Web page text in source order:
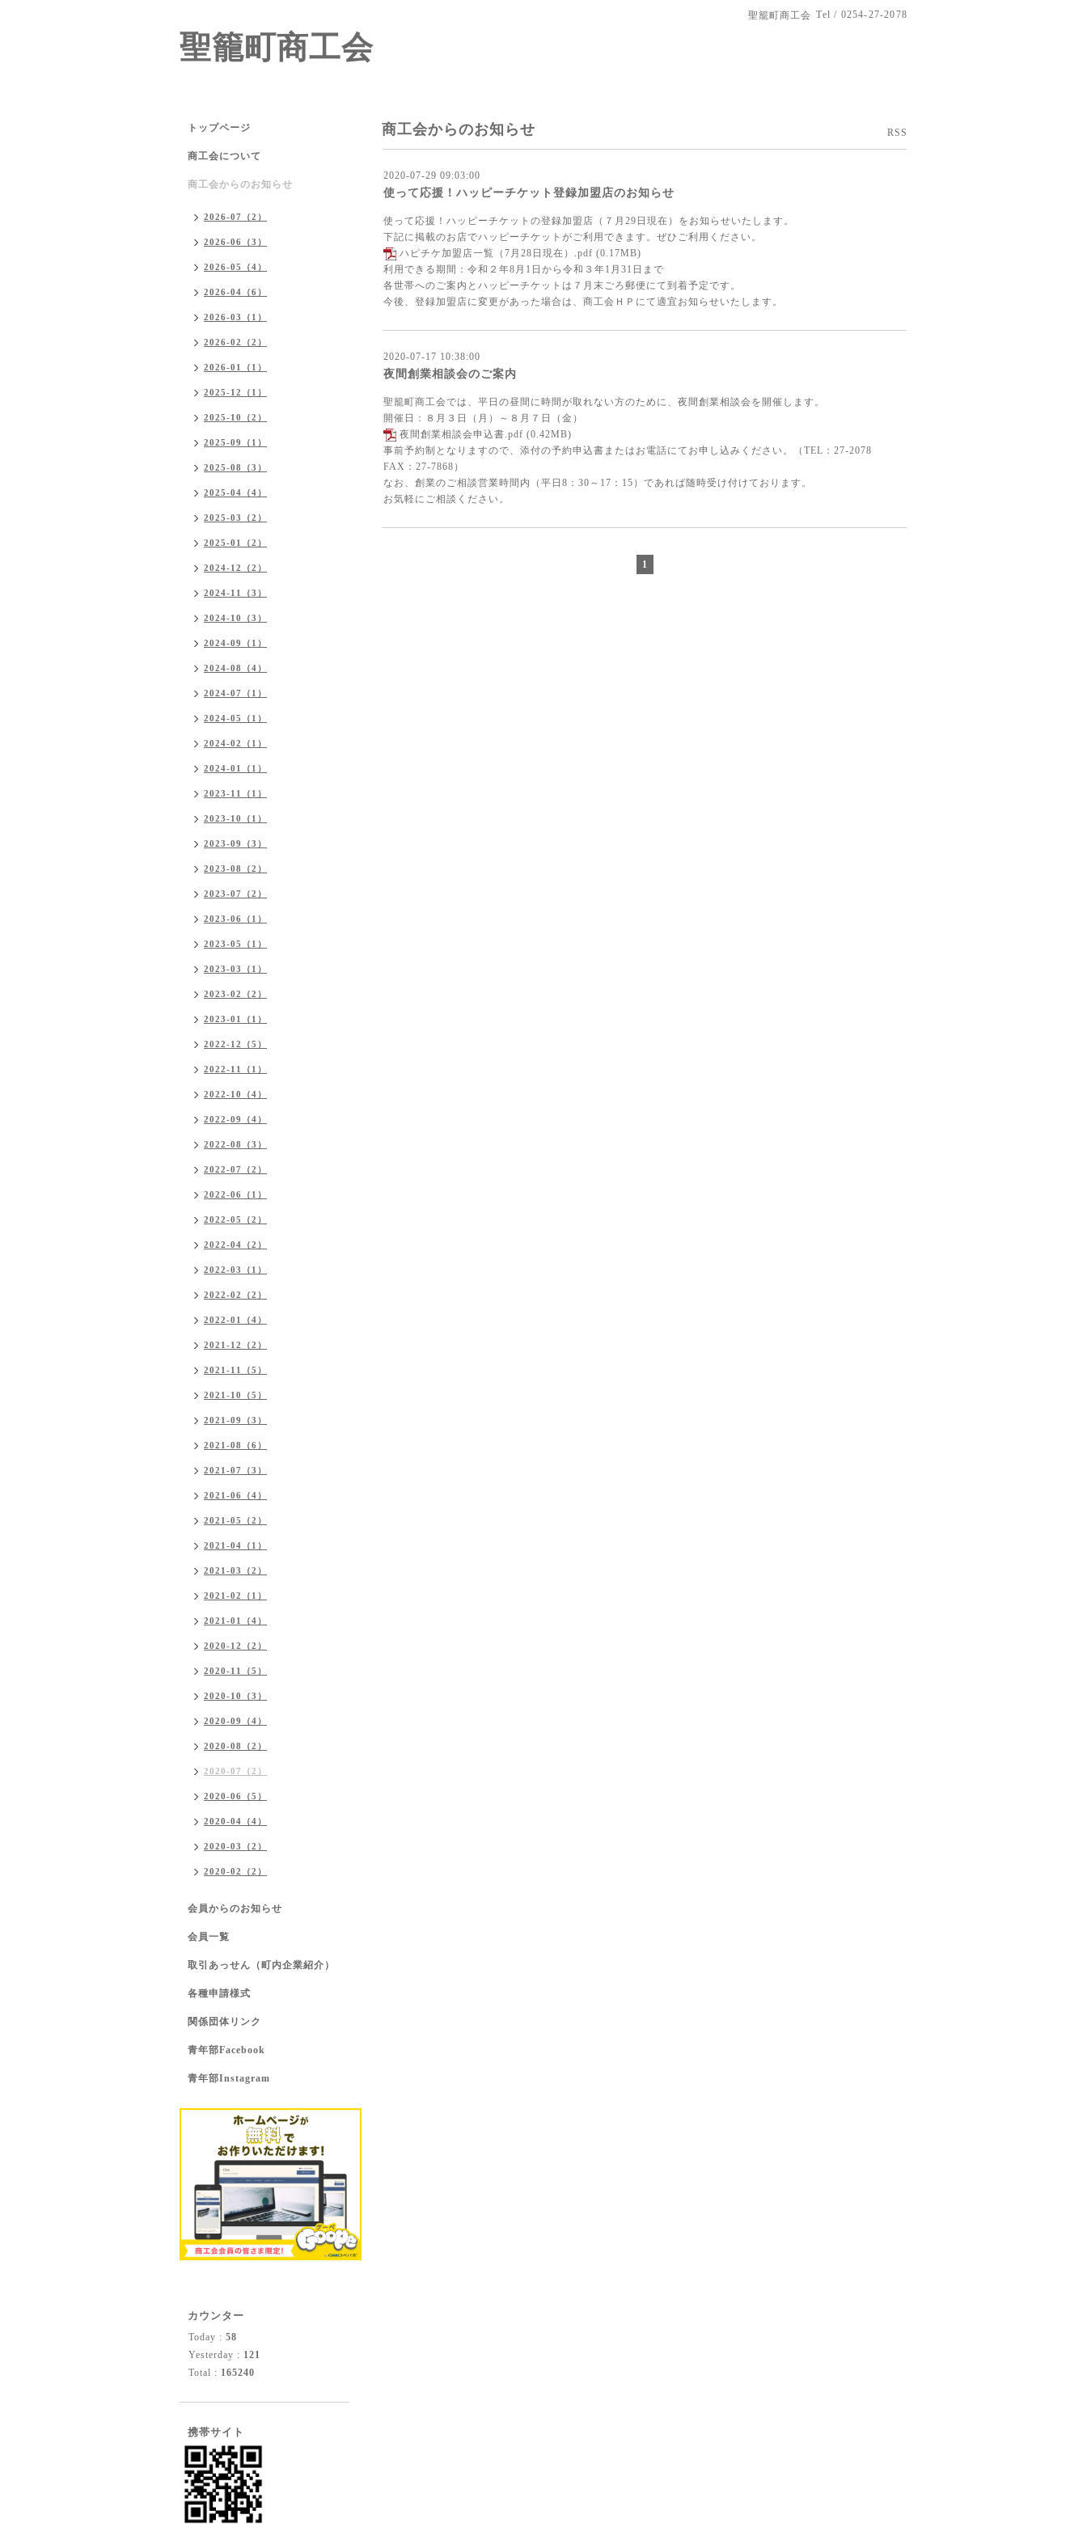
聖籠町商工会 Tel / 0254-27-2078
聖籠町商工会
商工会からのお知らせ RSS
2020-07-29 09:03:00
使って応援！ハッピーチケット登録加盟店のお知らせ
使って応援！ハッピーチケットの登録加盟店（７月29日現在）をお知らせいたします。
下記に掲載のお店でハッピーチケットがご利用できます。ぜひご利用ください。
ハピチケ加盟店一覧（7月28日現在）.pdf (0.17MB)
利用できる期間：令和２年8月1日から令和３年1月31日まで
各世帯へのご案内とハッピーチケットは７月末ごろ郵便にて到着予定です。
今後、登録加盟店に変更があった場合は、商工会ＨＰにて適宜お知らせいたします。
2020-07-17 10:38:00
夜間創業相談会のご案内
聖籠町商工会では、平日の昼間に時間が取れない方のために、夜間創業相談会を開催します。
開催日：８月３日（月）～８月７日（金）
夜間創業相談会申込書.pdf (0.42MB)
事前予約制となりますので、添付の予約申込書またはお電話にてお申し込みください。（TEL：27-2078
FAX：27-7868）
なお、創業のご相談営業時間内（平日8：30～17：15）であれば随時受け付けております。
お気軽にご相談ください。
1
トップページ
商工会について
商工会からのお知らせ
2026-07（2）
2026-06（3）
2026-05（4）
2026-04（6）
2026-03（1）
2026-02（2）
2026-01（1）
2025-12（1）
2025-10（2）
2025-09（1）
2025-08（3）
2025-04（4）
2025-03（2）
2025-01（2）
2024-12（2）
2024-11（3）
2024-10（3）
2024-09（1）
2024-08（4）
2024-07（1）
2024-05（1）
2024-02（1）
2024-01（1）
2023-11（1）
2023-10（1）
2023-09（3）
2023-08（2）
2023-07（2）
2023-06（1）
2023-05（1）
2023-03（1）
2023-02（2）
2023-01（1）
2022-12（5）
2022-11（1）
2022-10（4）
2022-09（4）
2022-08（3）
2022-07（2）
2022-06（1）
2022-05（2）
2022-04（2）
2022-03（1）
2022-02（2）
2022-01（4）
2021-12（2）
2021-11（5）
2021-10（5）
2021-09（3）
2021-08（6）
2021-07（3）
2021-06（4）
2021-05（2）
2021-04（1）
2021-03（2）
2021-02（1）
2021-01（4）
2020-12（2）
2020-11（5）
2020-10（3）
2020-09（4）
2020-08（2）
2020-07（2）
2020-06（5）
2020-04（4）
2020-03（2）
2020-02（2）
会員からのお知らせ
会員一覧
取引あっせん（町内企業紹介）
各種申請様式
関係団体リンク
青年部Facebook
青年部Instagram
カウンター
Today : 58
Yesterday : 121
Total : 165240
携帯サイト